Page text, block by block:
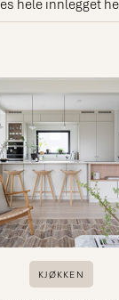
naturen ble
KJØKKEN